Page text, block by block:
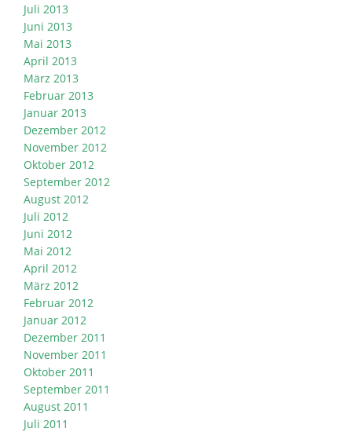
Juli 2013
Juni 2013
Mai 2013
April 2013
März 2013
Februar 2013
Januar 2013
Dezember 2012
November 2012
Oktober 2012
September 2012
August 2012
Juli 2012
Juni 2012
Mai 2012
April 2012
März 2012
Februar 2012
Januar 2012
Dezember 2011
November 2011
Oktober 2011
September 2011
August 2011
Juli 2011